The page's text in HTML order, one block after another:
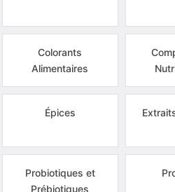
Colorants
Alimentaires
Épices
Probiotiques et
Prébiotiques